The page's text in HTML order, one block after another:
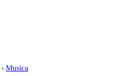
› Musica